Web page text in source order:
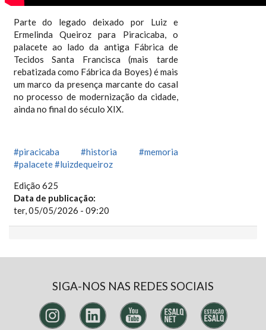
Parte do legado deixado por Luiz e
Ermelinda Queiroz para Piracicaba, o
palacete ao lado da antiga Fábrica de
Tecidos Santa Francisca (mais tarde
rebatizada como Fábrica da Boyes) é mais
um marco da presença marcante do casal
no processo de modernização da cidade,
ainda no final do século XIX.
#piracicaba #historia
#memoria
#palacete#luizdequeiroz
Edição 625
Data de publicação:
ter, 05/05/2026 - 09:20
SIGA-NOS NAS REDES SOCIAIS